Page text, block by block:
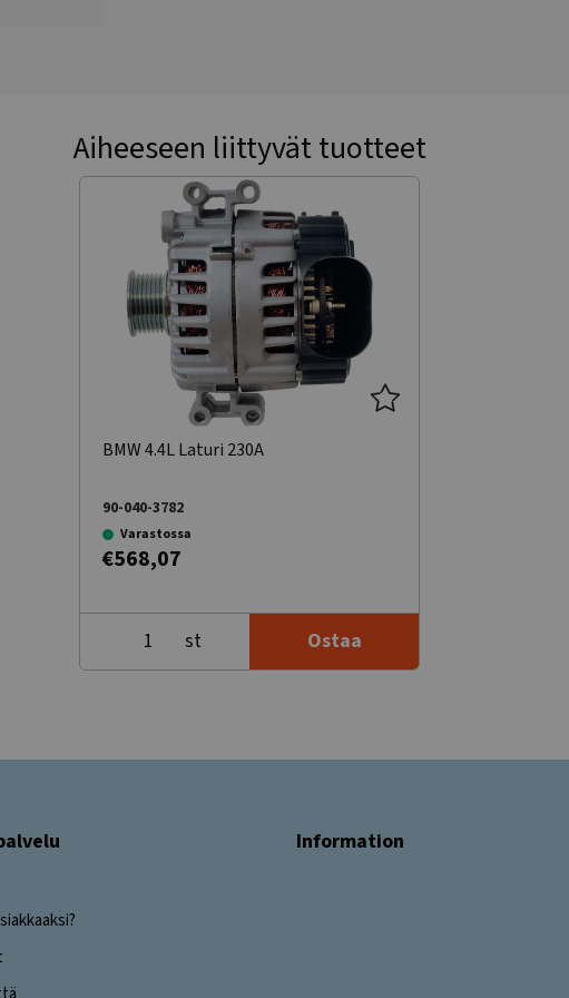
Aiheeseen liittyvät tuotteet
BMW 4.4L Laturi 230A
90-040-3782
Varastossa
€568,07
st Ostaa
Information